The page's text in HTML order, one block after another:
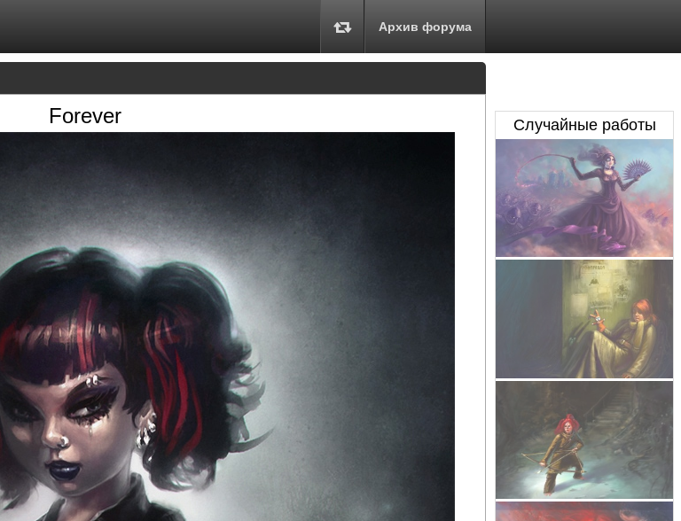
Архив форума
Forever Случайные работы